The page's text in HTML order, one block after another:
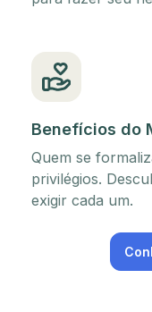
Benefícios do
Quem se
privilégios.
exigir cada um.